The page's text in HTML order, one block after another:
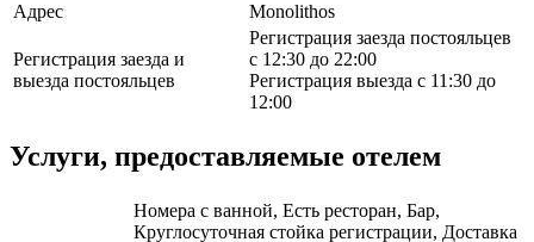
Адрес
Monolithos
Регистрация заезда и
выезда постояльцев
Регистрация заезда постояльцев
с 12:30 до 22:00
Регистрация выезда с 11:30 до
12:00
Услуги, предоставляемые отелем
Номера с ванной, Есть ресторан, Бар,
Круглосуточная стойка регистрации, Доставка